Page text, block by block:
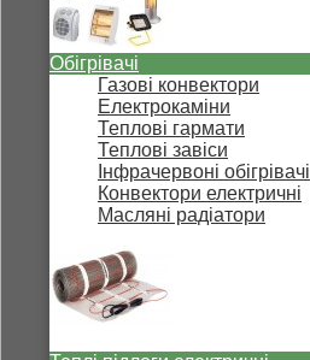
Обігрівачі
Газові конвектори
Електрокаміни
Теплові гармати
Теплові завіси
Інфрачервоні обігрівачі
Конвектори електричні
Масляні радіатори